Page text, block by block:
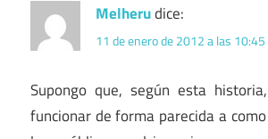
Melherudice:
11 de enero de 2012 a las 10:45
Supongo que, según esta
funcionar de forma parecida a